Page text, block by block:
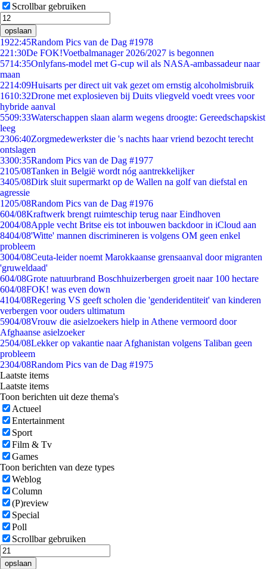
Scrollbar gebruiken
opslaan
1922:45Random Pics van de Dag #1978
221:30De FOK!Voetbalmanager 2026/2027 is begonnen
5714:35Onlyfans-model met G-cup wil als NASA-ambassadeur naar
maan
2214:09Huisarts per direct uit vak gezet om ernstig alcoholmisbruik
1610:32Drone met explosieven bij Duits vliegveld voedt vrees voor
hybride aanval
5509:33Waterschappen slaan alarm wegens droogte: Gereedschapskist
leeg
2306:40Zorgmedewerkster die 's nachts haar vriend bezocht terecht
ontslagen
3300:35Random Pics van de Dag #1977
2105/08Tanken in België wordt nóg aantrekkelijker
3405/08Dirk sluit supermarkt op de Wallen na golf van diefstal en
agressie
1205/08Random Pics van de Dag #1976
604/08Kraftwerk brengt ruimteschip terug naar Eindhoven
2004/08Apple vecht Britse eis tot inbouwen backdoor in iCloud aan
8404/08'Witte' mannen discrimineren is volgens OM geen enkel
probleem
3004/08Ceuta-leider noemt Marokkaanse grensaanval door migranten
'gruweldaad'
604/08Grote natuurbrand Boschhuizerbergen groeit naar 100 hectare
604/08FOK! was even down
4104/08Regering VS geeft scholen die 'genderidentiteit' van kinderen
verbergen voor ouders ultimatum
5904/08Vrouw die asielzoekers hielp in Athene vermoord door
Afghaanse asielzoeker
2504/08Lekker op vakantie naar Afghanistan volgens Taliban geen
probleem
2304/08Random Pics van de Dag #1975
Laatste items
Laatste items
Toon berichten uit deze thema's
Actueel
Entertainment
Sport
Film & Tv
Games
Toon berichten van deze types
Weblog
Column
(P)review
Special
Poll
Scrollbar gebruiken
opslaan